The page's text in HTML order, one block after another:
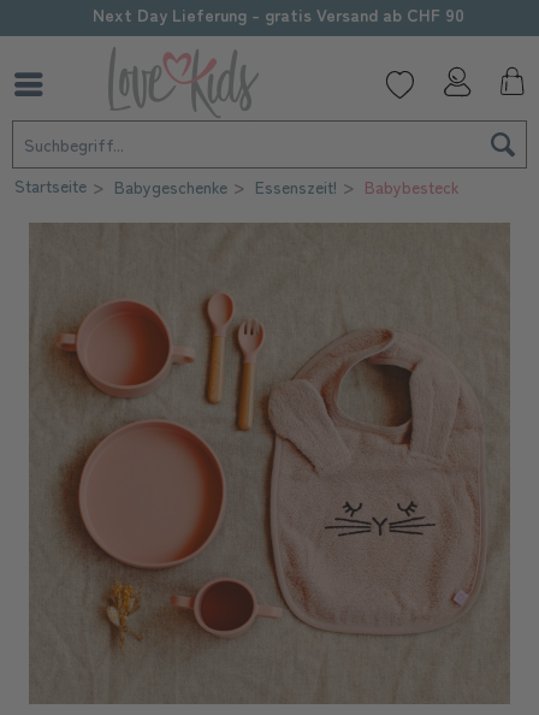
Sorgfältige Personalisierung
Startseite Babygeschenke Essenszeit! Babybesteck